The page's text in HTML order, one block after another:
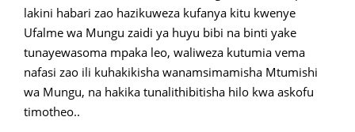
lakini habari zao hazikuweza kufanya kitu kwenye
Ufalme wa Mungu zaidi ya huyu bibi na binti yake
tunayewasoma mpaka leo, waliweza kutumia vema
nafasi zao ili kuhakikisha wanamsimamisha Mtumishi
wa Mungu, na hakika tunalithibitisha hilo kwa askofu
timotheo..